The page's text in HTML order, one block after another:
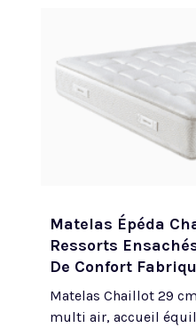
Matelas Épéda
Ressorts
De Confort
Matelas Chaillot 29
multi air, accueil